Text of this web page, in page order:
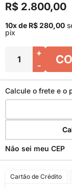
R$ 2.800,00
10x de R$ 280,00
pix
+
-
Calcule o frete e o
Não sei meu CEP
Cartão de Crédito